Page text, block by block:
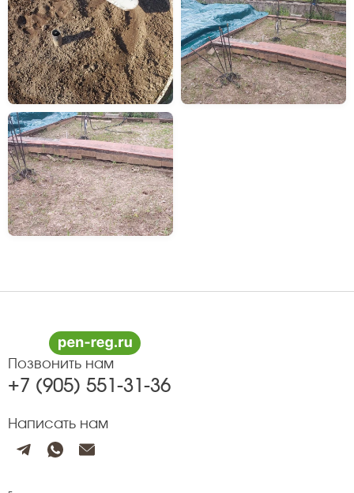
Позвонить нам
+7 (905) 551-31-36
Написать нам